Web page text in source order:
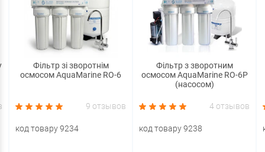
Фільтр зі зворотнім
осмосом AquaMarine RO-6
9 отзывов
код товару 9234
Фільтр з зворотним
осмосом AquaMarine RO-6P
(насосом)
4 отзывов
код товару 9238